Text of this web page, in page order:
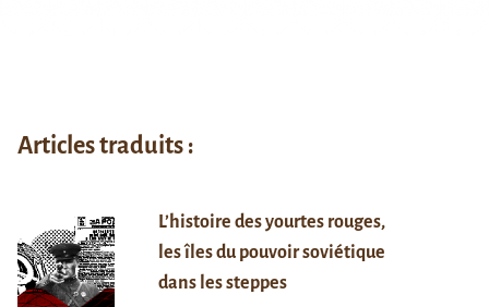
Articles traduits :
L’histoire des yourtes rouges,
les îles du pouvoir soviétique
dans les steppes